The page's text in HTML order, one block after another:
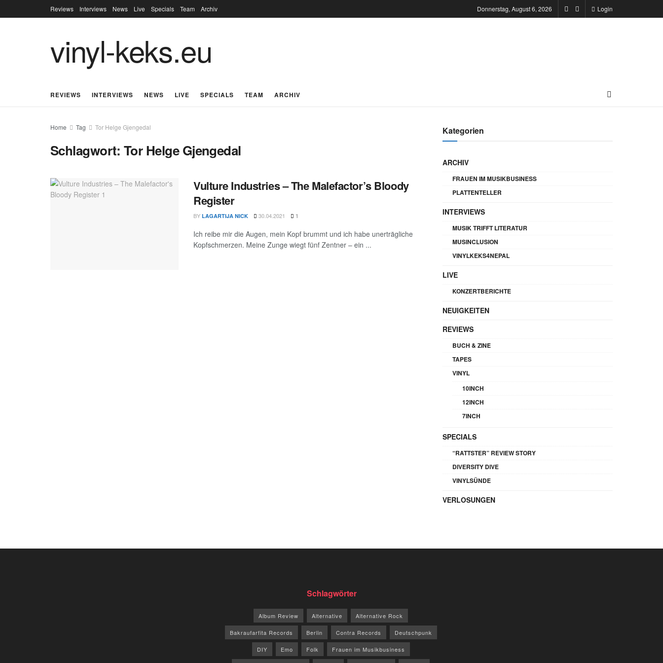
Reviews Interviews News Live Specials Team Archiv Donnerstag, August 6, 2026 Login
vinyl-keks.eu
REVIEWS INTERVIEWS NEWS LIVE SPECIALS TEAM ARCHIV
Home Tag Tor Helge Gjengedal
Schlagwort: Tor Helge Gjengedal
Vulture Industries – The Malefactor’s Bloody
Register
BY LAGARTIJA NICK 30.04.2021 1
Ich reibe mir die Augen, mein Kopf brummt und ich habe unerträgliche
Kopfschmerzen. Meine Zunge wiegt fünf Zentner – ein ...
Kategorien
ARCHIV
FRAUEN IM MUSIKBUSINESS
PLATTENTELLER
INTERVIEWS
MUSIK TRIFFT LITERATUR
MUSINCLUSION
VINYLKEKS4NEPAL
LIVE
KONZERTBERICHTE
NEUIGKEITEN
REVIEWS
BUCH & ZINE
TAPES
VINYL
10INCH
12INCH
7INCH
SPECIALS
“RATTSTER” REVIEW STORY
DIVERSITY DIVE
VINYLSÜNDE
VERLOSUNGEN
Schlagwörter
Album Review Alternative Alternative Rock
Bakraufarfita Records Berlin Contra Records Deutschpunk
DIY Emo Folk Frauen im Musikbusiness